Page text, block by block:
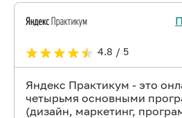
4.8 / 5
Яндекс Практикум - это
четырьмя основными
(дизайн, маркетинг,